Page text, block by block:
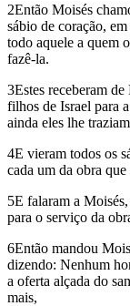
2Então Moisés
sábio de coração,
todo aquele a quem
fazê-la.
3Estes receberam
filhos de Israel para
ainda eles lhe
4E vieram todos os
cada um da obra que
5E falaram a
para o serviço da
6Então mandou
dizendo: Nenhum
a oferta alçada do
mais,